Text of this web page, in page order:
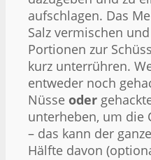
aufschlagen. Das
Salz vermischen
Portionen zur
kurz unterrühren.
entweder noch
Nüsse oder
unterheben, um die
– das kann der
Hälfte davon